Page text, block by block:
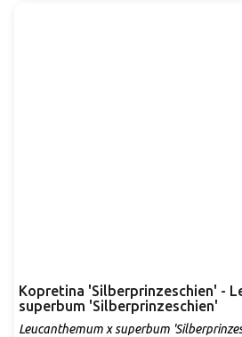
Kopretina 'Silberprinzeschien' -
superbum 'Silberprinzeschien'
Leucanthemum x superbum